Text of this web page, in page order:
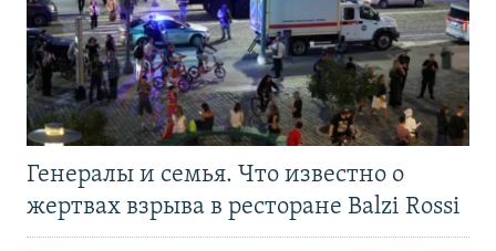
Генералы и семья. Что известно о
жертвах взрыва в ресторане Balzi Rossi